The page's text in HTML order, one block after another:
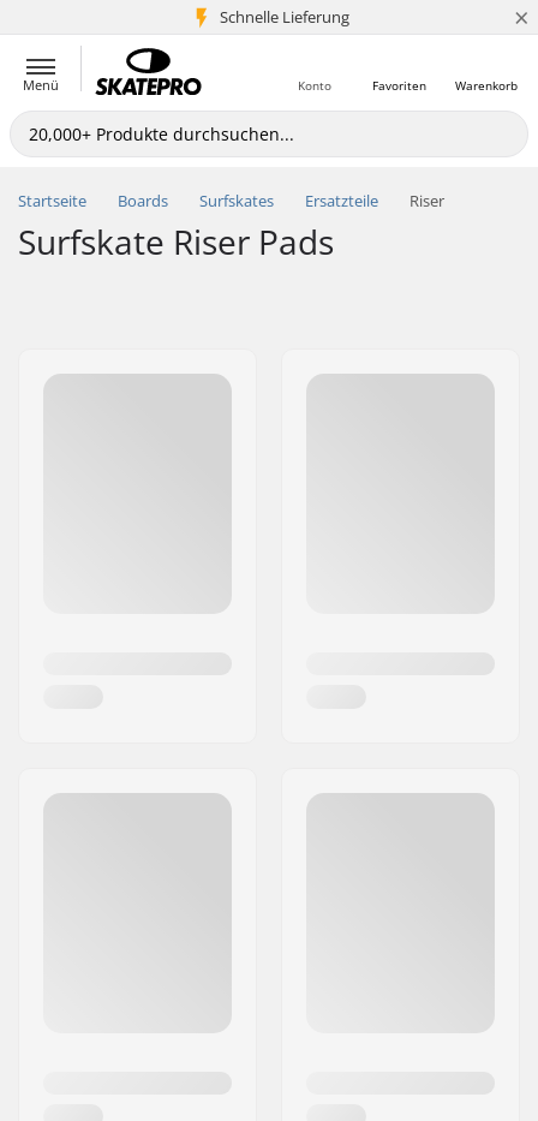
Schnelle Lieferung
5+ Mio. Kunden ×
Menü Warenkorb
Favoriten
Konto
Startseite Boards Surfskates Ersatzteile Riser
Surfskate Riser Pads